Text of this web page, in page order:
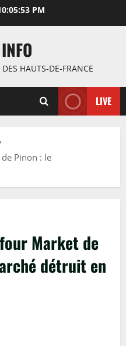
PM
HAUTS-DE-FRANCE
LIVE
Pinon : le
Market de
détruit en